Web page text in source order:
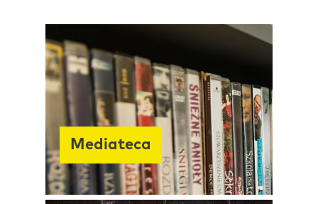
Mediateca